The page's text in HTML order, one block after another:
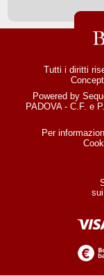
Tutti i diritti
Powered by
PADOVA - C.F. e
Per